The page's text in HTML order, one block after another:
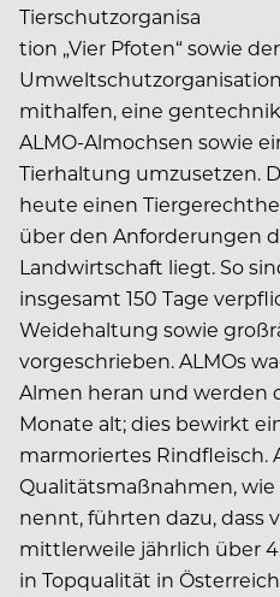
Tierschutzorganisa
tion „Vier Pfoten“ sowie der
Umweltschutzorganisation
mithalfen, eine
ALMO-Almochsen sowie
Tierhaltung umzusetzen.
heute einen
über den Anforderungen
Landwirtschaft liegt. So
insgesamt 150 Tage
Weidehaltung sowie
vorgeschrieben. ALMOs
Almen heran und werden
Monate alt; dies bewirkt
marmoriertes Rindfleisch.
Qualitätsmaßnahmen, wie
nennt, führten dazu, dass
mittlerweile jährlich über
in Topqualität in